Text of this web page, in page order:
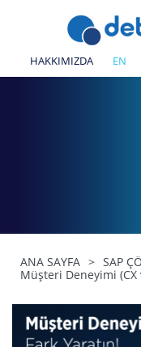
HAKKIMIZDA EN
ANA SAYFA > SAP
Müşteri Deneyimi (CX